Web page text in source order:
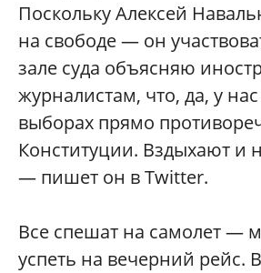
Поскольку Алексей
на свободе — он
зале суда объясняю
журналистам, что, да, у
выборах прямо
Конституции. Вздыхают и
— пишет он в Twitter.
Все спешат на самолет —
успеть на вечерний рейс.